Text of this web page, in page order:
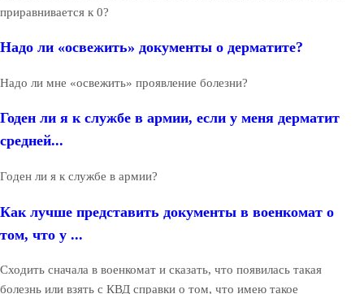
приравнивается к 0?
Надо ли «освежить» документы о дерматите?
Надо ли мне «освежить» проявление болезни?
Годен ли я к службе в армии, если у меня дерматит
средней...
Годен ли я к службе в армии?
Как лучше представить документы в военкомат о
том, что у ...
Сходить сначала в военкомат и сказать, что появилась такая
болезнь или взять с КВД справки о том, что имею такое